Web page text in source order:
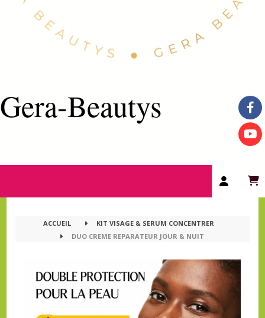
Gera-Beautys
ACCUEIL
KIT VISAGE & SERUM CONCENTRER
DUO CREME REPARATEUR JOUR & NUIT